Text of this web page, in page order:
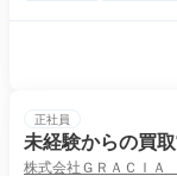
正社員
未経験からの買
株式会社ＧＲＡＣＩＡ